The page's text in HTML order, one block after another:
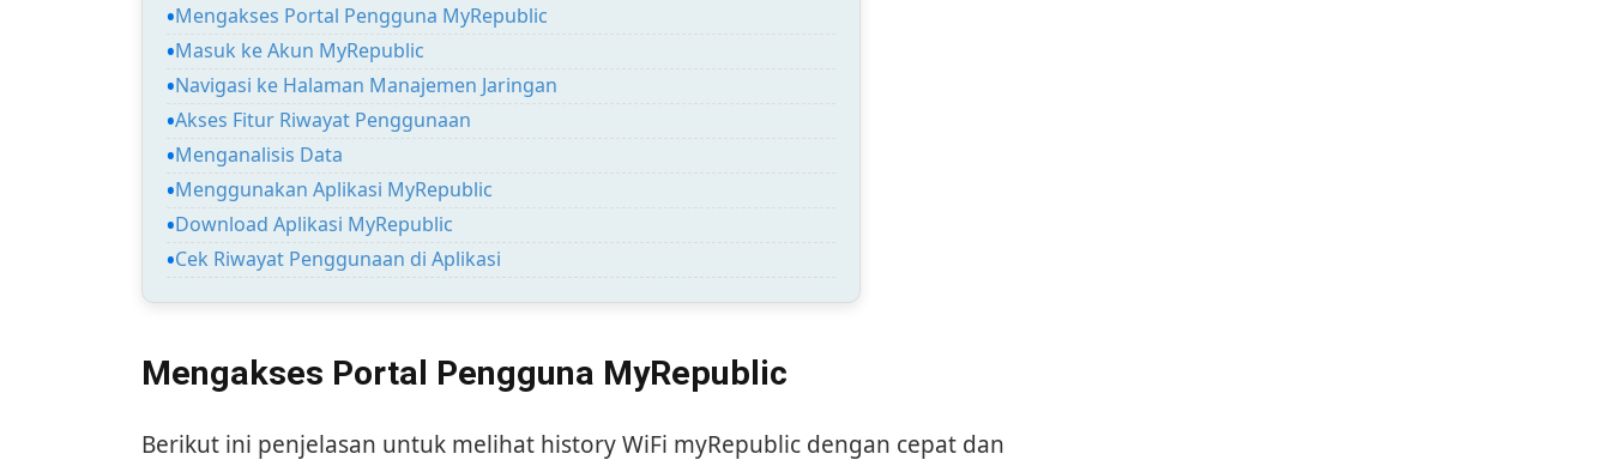
Mengakses Portal Pengguna MyRepublic
Masuk ke Akun MyRepublic
Navigasi ke Halaman Manajemen Jaringan
Akses Fitur Riwayat Penggunaan
Menganalisis Data
Menggunakan Aplikasi MyRepublic
Download Aplikasi MyRepublic
Cek Riwayat Penggunaan di Aplikasi
Mengakses Portal Pengguna MyRepublic
Berikut ini penjelasan untuk melihat history WiFi myRepublic dengan cepat dan